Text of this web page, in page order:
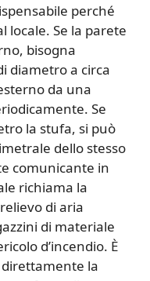
perché
locale. Se la parete
bisogna
diametro a circa
da una
Se
la stufa, si può
dello stesso
comunicante in
richiama la
di aria
di materiale
d’incendio. È
la